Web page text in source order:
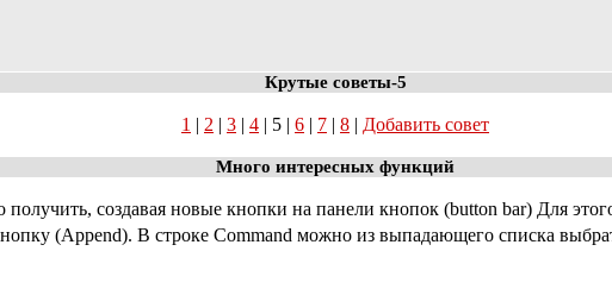
Крутые советы-5
1 | 2 | 3 | 4 | 5 | 6 | 7 | 8 | Добавить совет
Много интересных функций
создавая новые кнопки на панели кнопок (button bar) Для
(Append). В строке Command можно из выпадающего списка